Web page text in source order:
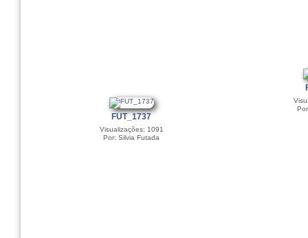
FUT_1737
Visualizações: 1091
Por: Silvia Futada